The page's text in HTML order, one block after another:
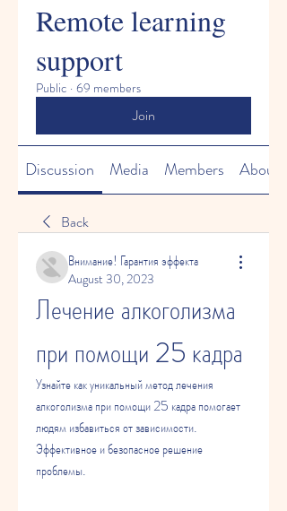
Remote learning
support
Public · 69 members
Join
Discussion Media Members About
Back
Внимание! Гарантия эффекта
August 30, 2023
Лечение алкоголизма
при помощи 25 кадра
Узнайте как уникальный метод лечения
алкоголизма при помощи 25 кадра помогает
людям избавиться от зависимости.
Эффективное и безопасное решение
проблемы.